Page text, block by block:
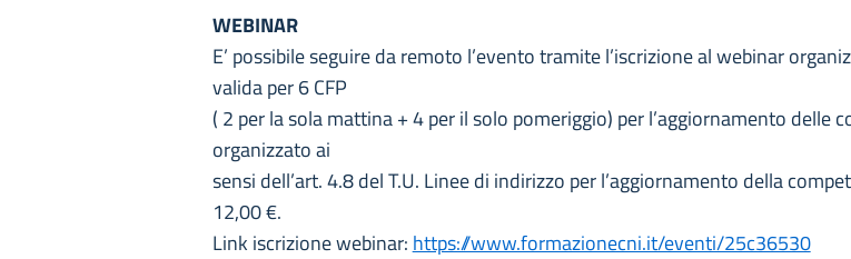
WEBINAR
E’ possibile seguire da remoto l’evento tramite l’iscrizione al webinar
valida per 6 CFP
( 2 per la sola mattina + 4 per il solo pomeriggio) per l’aggiornamento delle
organizzato ai
sensi dell’art. 4.8 del T.U. Linee di indirizzo per l’aggiornamento della
12,00 €.
Link iscrizione webinar: https://www.formazionecni.it/eventi/25c36530